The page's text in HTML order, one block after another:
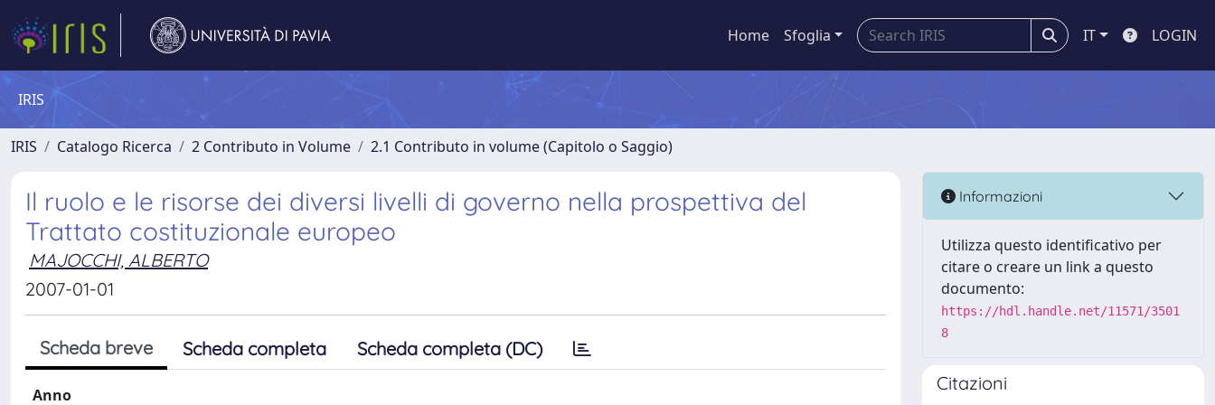
Home Sfoglia IT LOGIN
IRIS
IRIS Catalogo Ricerca 2 Contributo in Volume 2.1 Contributo in volume (Capitolo o Saggio)
Il ruolo e le risorse dei diversi livelli di governo nella prospettiva del
Trattato costituzionale europeo
MAJOCCHI, ALBERTO
2007-01-01
Scheda breve Scheda completa Scheda completa (DC)
Anno
Informazioni
Utilizza questo identificativo per
citare o creare un link a questo
documento:
https://hdl.handle.net/11571/3501
8
Citazioni